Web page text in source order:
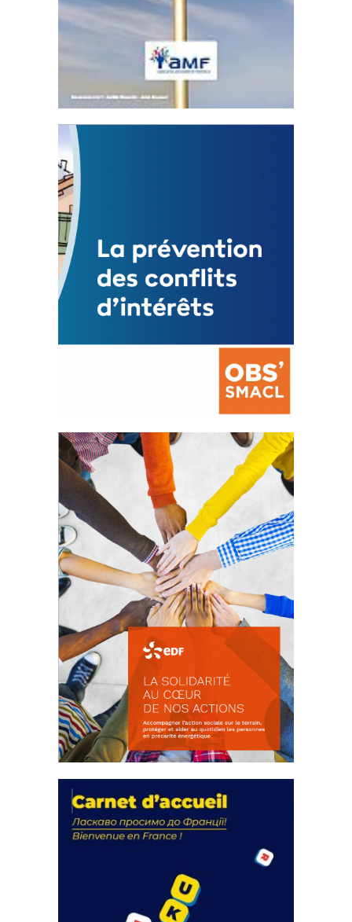
Statut de l’élu local
3 avril 2024
Mise à jour avril 2024
FEUILLETER
La prévention des conflits
d’intérêts
18 septembre 2023
FEUILLETER
actions
18 septembre 2023
FEUILLETER